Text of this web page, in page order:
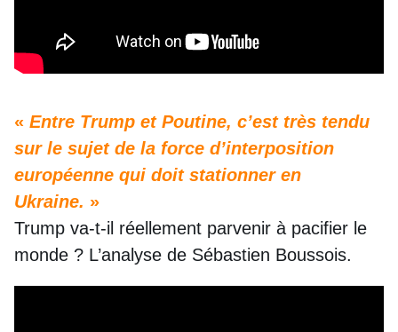
« Entre Trump et Poutine, c’est très tendu
sur le sujet de la force d’interposition
européenne qui doit stationner en
Ukraine. »
Trump va-t-il réellement parvenir à pacifier le
monde ? L’analyse de Sébastien Boussois.